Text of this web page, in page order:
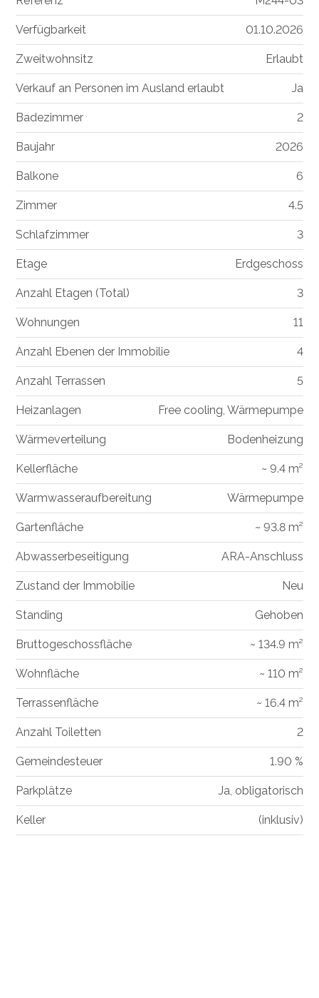
Verfügbarkeit 01.10.2026
Zweitwohnsitz Erlaubt
Verkauf an Personen im Ausland erlaubt Ja
Badezimmer 2
Baujahr 2026
Balkone 6
Zimmer 4.5
Schlafzimmer 3
Etage Erdgeschoss
Anzahl Etagen (Total) 3
Wohnungen 11
Anzahl Ebenen der Immobilie 4
Anzahl Terrassen 5
Heizanlagen Free cooling, Wärmepumpe
Wärmeverteilung Bodenheizung
Kellerfläche ~ 9.4 m²
Warmwasseraufbereitung Wärmepumpe
Gartenfläche ~ 93.8 m²
Abwasserbeseitigung ARA-Anschluss
Zustand der Immobilie Neu
Standing Gehoben
Bruttogeschossfläche ~ 134.9 m²
Wohnfläche ~ 110 m²
Terrassenfläche ~ 16.4 m²
Anzahl Toiletten 2
Gemeindesteuer 1.90 %
Parkplätze Ja, obligatorisch
Keller (inklusiv)